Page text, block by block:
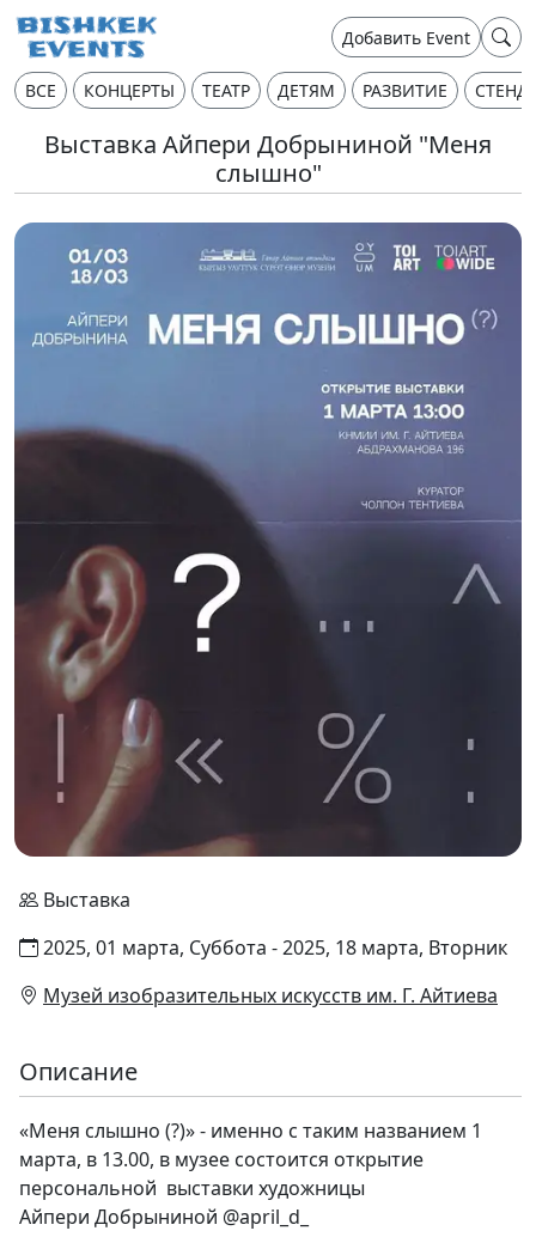
Добавить Event
ВСЕ КОНЦЕРТЫ ТЕАТР ДЕТЯМ РАЗВИТИЕ
Выставка Айпери Добрыниной "Меня
слышно"
Выставка
2025, 01 марта, Суббота - 2025, 18 марта, Вторник
Музей изобразительных искусств им. Г. Айтиева
Описание
«Меня слышно (?)» - именно с таким названием 1
марта, в 13.00, в музее состоится открытие
персональной выставки художницы
Айпери Добрыниной @april_d_